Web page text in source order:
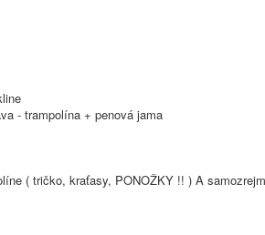
- trampolína + penová jama
( tričko, kraťasy, PONOŽKY !! ) A